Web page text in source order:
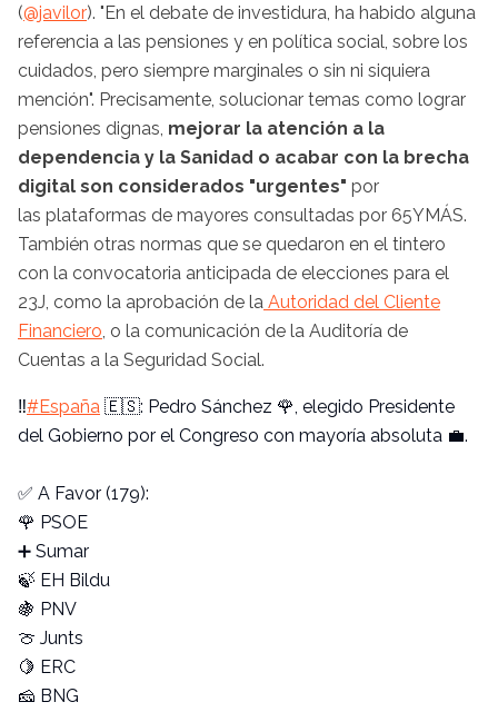
(@javilor). "En el debate de investidura, ha habido alguna
referencia a las pensiones y en política social, sobre los
cuidados, pero siempre marginales o sin ni siquiera
mención". Precisamente, solucionar temas como lograr
pensiones dignas, mejorar la atención a la
dependencia y la Sanidad o acabar con la brecha
digital son considerados "urgentes" por
las plataformas de mayores consultadas por 65YMÁS.
También otras normas que se quedaron en el tintero
con la convocatoria anticipada de elecciones para el
23J, como la aprobación de la Autoridad del Cliente
Financiero, o la comunicación de la Auditoría de
Cuentas a la Seguridad Social.
‼️#España 🇪🇸: Pedro Sánchez 🌹, elegido Presidente
del Gobierno por el Congreso con mayoría absoluta 💼.
✅ A Favor (179):
🌹 PSOE
➕ Sumar
🍃 EH Bildu
🍇 PNV
🍈 Junts
🍋 ERC
🧀 BNG